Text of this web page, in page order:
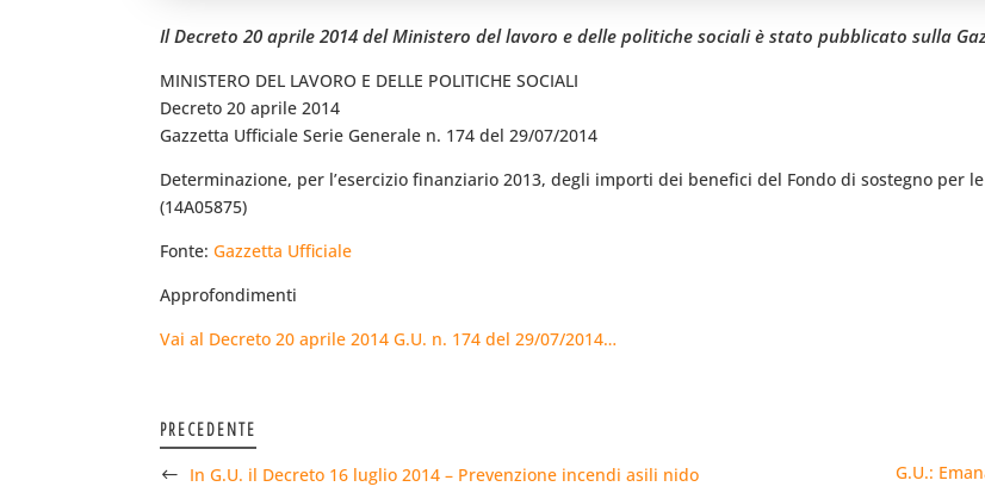
Il Decreto 20 aprile 2014 del Ministero del lavoro e delle politiche sociali è stato pubblicato sulla
MINISTERO DEL LAVORO E DELLE POLITICHE SOCIALI
Decreto 20 aprile 2014
Gazzetta Ufficiale Serie Generale n. 174 del 29/07/2014
Determinazione, per l’esercizio finanziario 2013, degli importi dei benefici del Fondo di sostegno
(14A05875)
Fonte:Gazzetta Ufficiale
Approfondimenti
Vai al Decreto 20 aprile 2014 G.U. n. 174 del 29/07/2014…
PRECEDENTE
In G.U. il Decreto 16 luglio 2014 – Prevenzione incendi asili nido
G.U.: